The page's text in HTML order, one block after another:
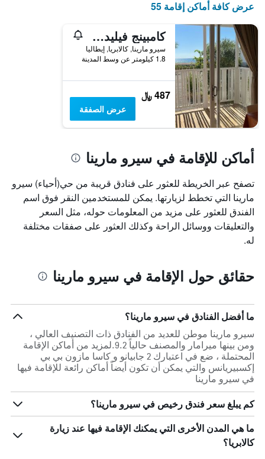
الذي
أيام
الأسبوع.
يتضمن
المخطط
التالي
1
محور
Y
الذي
سعر
غرفة
عرض كافة أماكن إقامة 55
كامبينج فيليدج تورينوفا
سيرو مارينا, كالابريا, إيطاليا
1.8 كيلومتر عن وسط المدينة
487 ﷼
عرض الصفقة
أماكن للإقامة في سيرو مارينا
تصفح عبر الخريطة للعثور على فنادق قريبة من حي(أحياء) سيرو
مارينا التي تخطط لزيارتها. يمكن للمستخدمين النقر فوق اسم
الفندق للعثور على مزيد من المعلومات حوله، مثل السعر
والتعليقات ووسائل الراحة وكذلك العثور على صفقات مختلفة
له.
حقائق حول الإقامة في سيرو مارينا
ما أفضل الفنادق في سيرو مارينا؟
سيرو مارينا موطن للعديد من الفنادق ذات التصنيف العالي ،
ومن بينها ميرامار والمصنف حالياً 9.2.لمزيد من أماكن الإقامة
المحتملة ، ضع في اعتبارك 2 جابيانو و كاسا مازون بي بي
إكسبيريانس والتي يمكن أن تكون أيضاً أماكن رائعة للإقامة فيها
في سيرو مارينا
كم يبلغ سعر فندق رخيص في سيرو مارينا؟
ما هي المدن الأخرى التي يمكنك الإقامة فيها عند زيارة
كالابريا؟